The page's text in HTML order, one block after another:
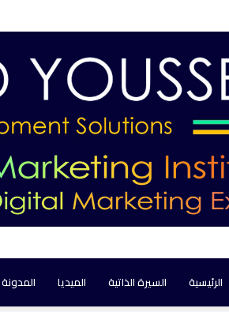
الرئيسية السيرة الذاتية الميديا المدونة